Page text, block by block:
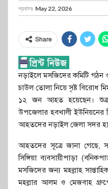
প্রকাশঃ May 22, 2026
Share
নড়াইলে মসজিদের কমিটি গঠন
চাউল তোলা নিয়ে সৃষ্ট বিরোধ
১২ জন আহত হয়েছেন।
উপজেলার হবখালী ইউনিয়নের
আহতদের নড়াইল জেলা সদর
আহতদের সূত্রে জানা গেছে,
সিঙ্গিয়া ব্যবসায়ীপাড়া
মসজিদের জন্য মহল্লাহ
মহল্লার আলম ও মেজবাহ